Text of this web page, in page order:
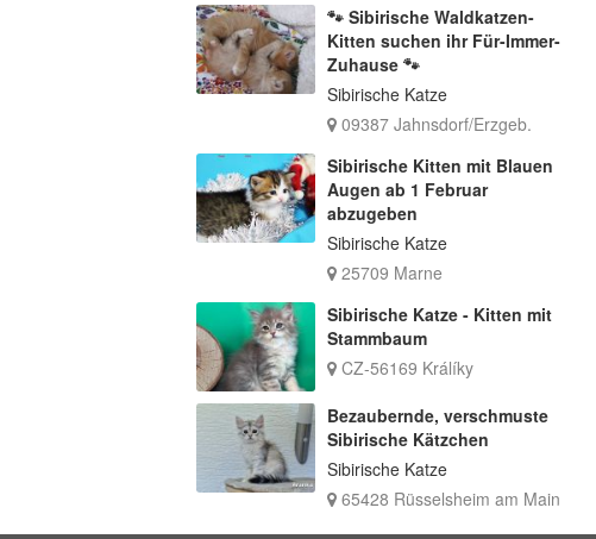
🐾 Sibirische Waldkatzen-
Kitten suchen ihr Für-Immer-
Zuhause 🐾
Sibirische Katze
09387 Jahnsdorf/Erzgeb.
Sibirische Kitten mit Blauen
Augen ab 1 Februar
abzugeben
Sibirische Katze
25709 Marne
Sibirische Katze - Kitten mit
Stammbaum
CZ-56169 Králíky
Bezaubernde, verschmuste
Sibirische Kätzchen
Sibirische Katze
65428 Rüsselsheim am Main